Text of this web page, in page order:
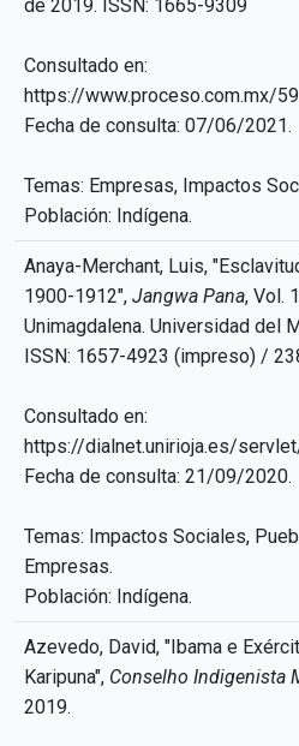
de 2019. ISSN: 1665-9309
Consultado en:
https://www.proceso.com.mx/
Fecha de consulta: 07/06/2021.
Temas: Empresas, Impactos
Población: Indígena.
Anaya-Merchant, Luis,
1900-1912", Jangwa Pana, Vol.
Unimagdalena. Universidad del
ISSN: 1657-4923 (impreso) /
Consultado en:
https://dialnet.unirioja.es/
Fecha de consulta: 21/09/2020.
Temas: Impactos Sociales,
Empresas.
Población: Indígena.
Azevedo, David, "Ibama e
Karipuna", Conselho Indigenista
2019.